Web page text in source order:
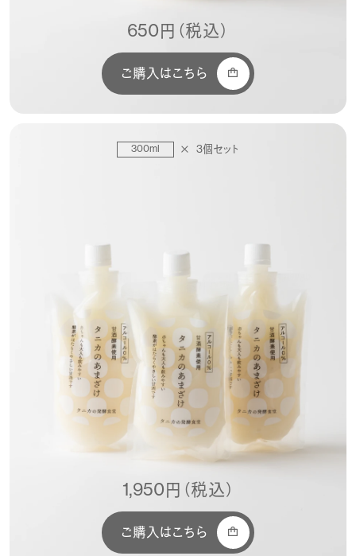
650円（税込）
ご購入はこちら
300ml 3個セット
1,950円（税込）
ご購入はこちら